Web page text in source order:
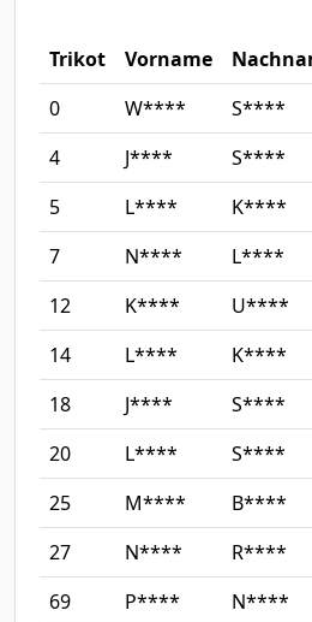
Trikot Vorname
0
W**** S****
4
J**** S****
5
L**** K****
7
N**** L****
12
K**** U****
14
L**** K****
18
J**** S****
20
L**** S****
25
M**** B****
27
N**** R****
69
P**** N****